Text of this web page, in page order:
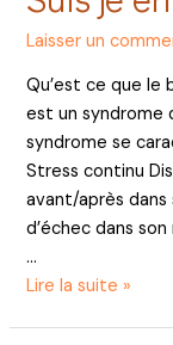
de
couple ?
Laisser un
Qu’est ce que le
est un syndrome
syndrome se
Stress continu
avant/après
d’échec dans
…
Suis
Lire la suite »